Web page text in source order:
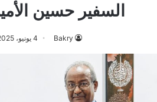
السفير حسين
Bakry 4 يونيو، 2025